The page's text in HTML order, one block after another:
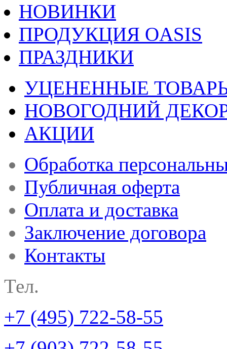
НОВИНКИ
ПРОДУКЦИЯ OASIS
ПРАЗДНИКИ
УЦЕНЕННЫЕ
НОВОГОДНИЙ
АКЦИИ
Обработка
Публичная оферта
Оплата и доставка
Заключение договора
Контакты
Тел.
+7 (495) 722-58-55